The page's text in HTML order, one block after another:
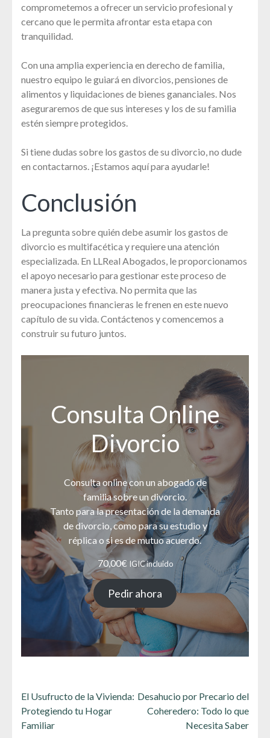
comprometemos a ofrecer un servicio profesional y
cercano que le permita afrontar esta etapa con
tranquilidad.
Con una amplia experiencia en derecho de familia,
nuestro equipo le guiará en divorcios, pensiones de
alimentos y liquidaciones de bienes gananciales. Nos
aseguraremos de que sus intereses y los de su familia
estén siempre protegidos.
Si tiene dudas sobre los gastos de su divorcio, no dude
en contactarnos. ¡Estamos aquí para ayudarle!
Conclusión
La pregunta sobre quién debe asumir los gastos de
divorcio es multifacética y requiere una atención
especializada. En LLReal Abogados, le proporcionamos
el apoyo necesario para gestionar este proceso de
manera justa y efectiva. No permita que las
preocupaciones financieras le frenen en este nuevo
capítulo de su vida. Contáctenos y comencemos a
construir su futuro juntos.
Consulta Online
Divorcio
Consulta online con un abogado de
familia sobre un divorcio.
Tanto para la presentación de la demanda
de divorcio, como para su estudio y
réplica o si es de mutuo acuerdo.
70,00€ IGIC incluido
Pedir ahora
Navegación
de
entradas
El Usufructo de la Vivienda:
Protegiendo tu Hogar
Familiar
Desahucio por Precario del
Coheredero: Todo lo que
Necesita Saber